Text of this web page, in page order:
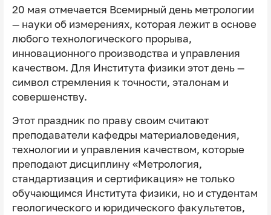
20 мая отмечается Всемирный день метрологии
— науки об измерениях, которая лежит в основе
любого технологического прорыва,
инновационного производства и управления
качеством. Для Института физики этот день —
символ стремления к точности, эталонам и
совершенству.
Этот праздник по праву своим считают
преподаватели кафедры материаловедения,
технологии и управления качеством, которые
преподают дисциплину «Метрология,
стандартизация и сертификация» не только
обучающимся Института физики, но и студентам
геологического и юридического факультетов,